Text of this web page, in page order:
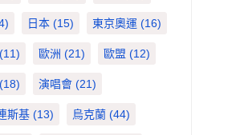
日本 (15) 東京奧運 (16)
(11) 歐洲 (21) 歐盟 (12)
(18) 演唱會 (21)
斯基 (13) 烏克蘭 (44)